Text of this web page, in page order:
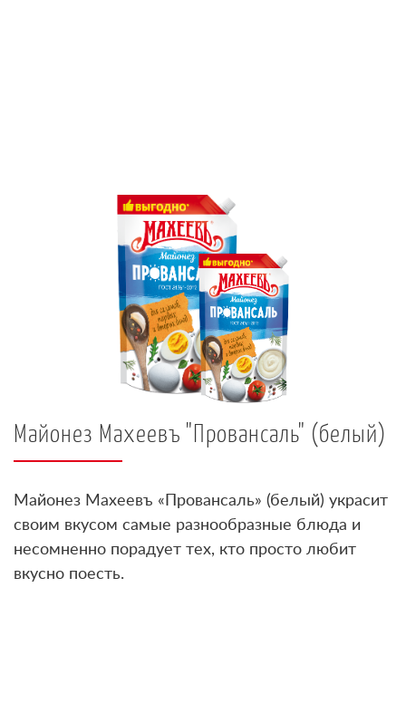
Майонез Махеевъ "Провансаль" (белый)
Майонез Махеевъ «Провансаль» (белый) украсит
своим вкусом самые разнообразные блюда и
несомненно порадует тех, кто просто любит
вкусно поесть.